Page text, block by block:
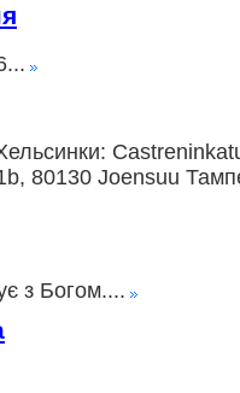
80130 Joensuu
з Богом....